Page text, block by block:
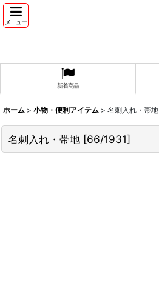
メニュー
新着商品
ホーム > 小物・便利アイテム > 名刺入れ・帯地
名刺入れ・帯地 [66/1931]